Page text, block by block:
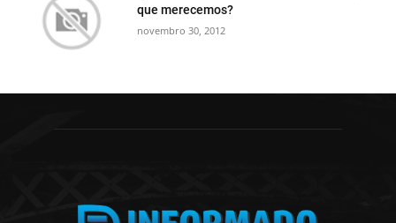
que merecemos?
novembro 30, 2012